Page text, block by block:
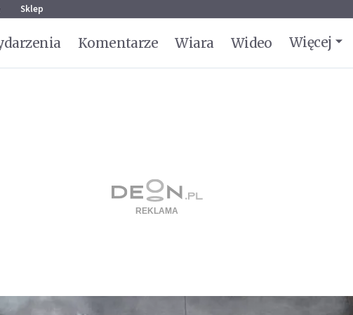
Sklep
Komentarze Wiara Wideo Więcej